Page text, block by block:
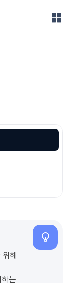
위해
하는